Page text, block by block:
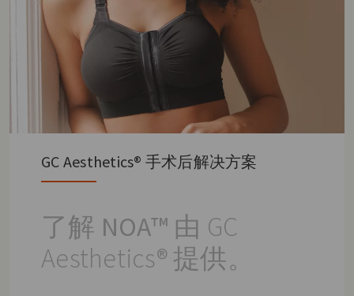
GC Aesthetics® 手术后解决方案
了解 NOA™ 由 GC
Aesthetics® 提供。